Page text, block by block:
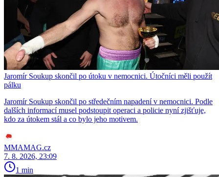
Jaromír Soukup skončil po útoku v nemocnici. Útočníci měli použít
pálku
Jaromír Soukup skončil po středečním napadení v nemocnici. Podle
dalších informací musel podstoupit operaci a policie nyní zjišťuje,
kdo za útokem stál a co bylo jeho motivem.
MMAMAG.cz
7. 8. 2026, 23:09
1 min